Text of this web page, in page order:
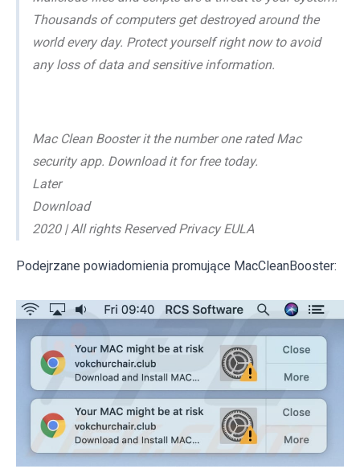
Thousands of computers get destroyed around the
world every day. Protect yourself right now to avoid
any loss of data and sensitive information.
Mac Clean Booster it the number one rated Mac
security app. Download it for free today.
Later
Download
2020 | All rights Reserved Privacy EULA
Podejrzane powiadomienia promujące MacCleanBooster: